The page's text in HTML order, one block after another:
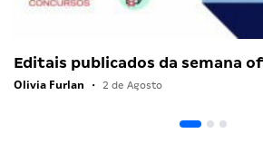
Editais publicados da semana
Olivia Furlan • 2 de Agosto